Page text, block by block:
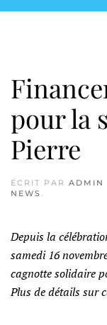
pour la
Pierre
ÉCRIT PAR ADMIN
NEWS.
Depuis la
samedi 16
cagnotte solidaire
Plus de détails sur